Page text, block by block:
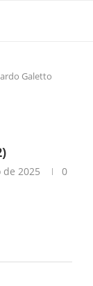
Galetto
2025
0